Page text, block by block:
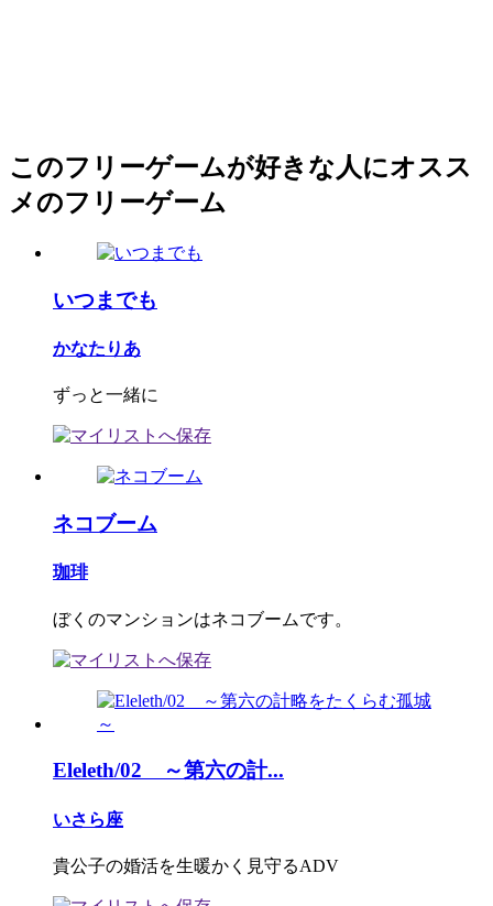
このフリーゲームが好きな人にオスス
メのフリーゲーム
いつまでも
かなたりあ
ずっと一緒に
ネコブーム
珈琲
ぼくのマンションはネコブームです。
Eleleth/02 ～第六の計...
いさら座
貴公子の婚活を生暖かく見守るADV